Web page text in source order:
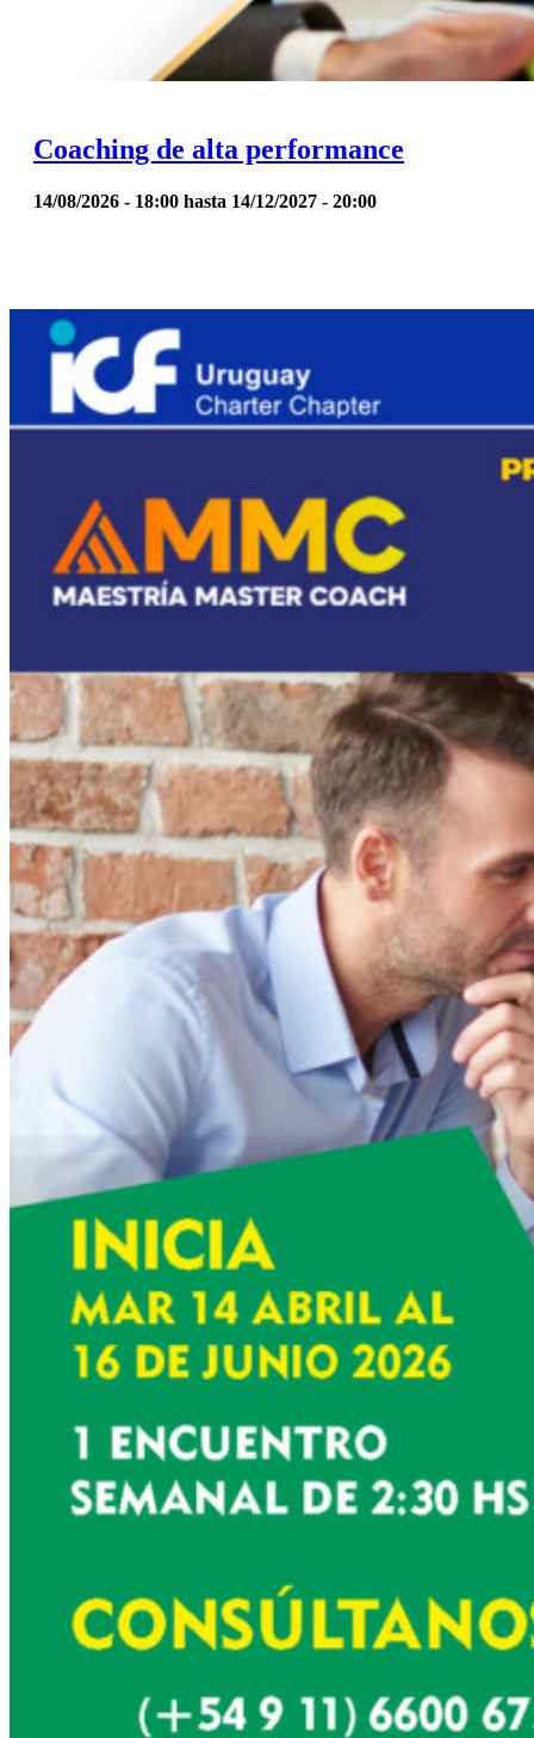
Coaching de alta performance
14/08/2026 - 18:00 hasta 14/12/2027 - 20:00